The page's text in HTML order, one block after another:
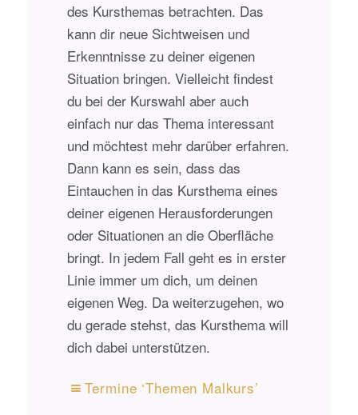
des Kursthemas betrachten. Das
kann dir neue Sichtweisen und
Erkenntnisse zu deiner eigenen
Situation bringen. Vielleicht findest
du bei der Kurswahl aber auch
einfach nur das Thema interessant
und möchtest mehr darüber erfahren.
Dann kann es sein, dass das
Eintauchen in das Kursthema eines
deiner eigenen Herausforderungen
oder Situationen an die Oberfläche
bringt. In jedem Fall geht es in erster
Linie immer um dich, um deinen
eigenen Weg. Da weiterzugehen, wo
du gerade stehst, das Kursthema will
dich dabei unterstützen.
Termine ‘Themen Malkurs’